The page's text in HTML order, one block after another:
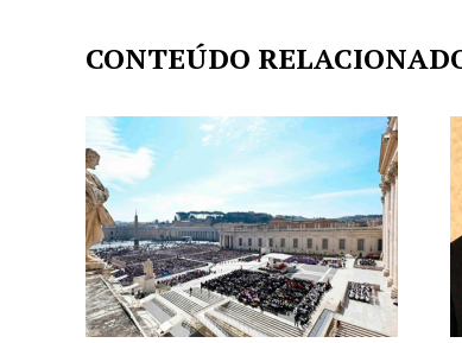
CONTEÚDO